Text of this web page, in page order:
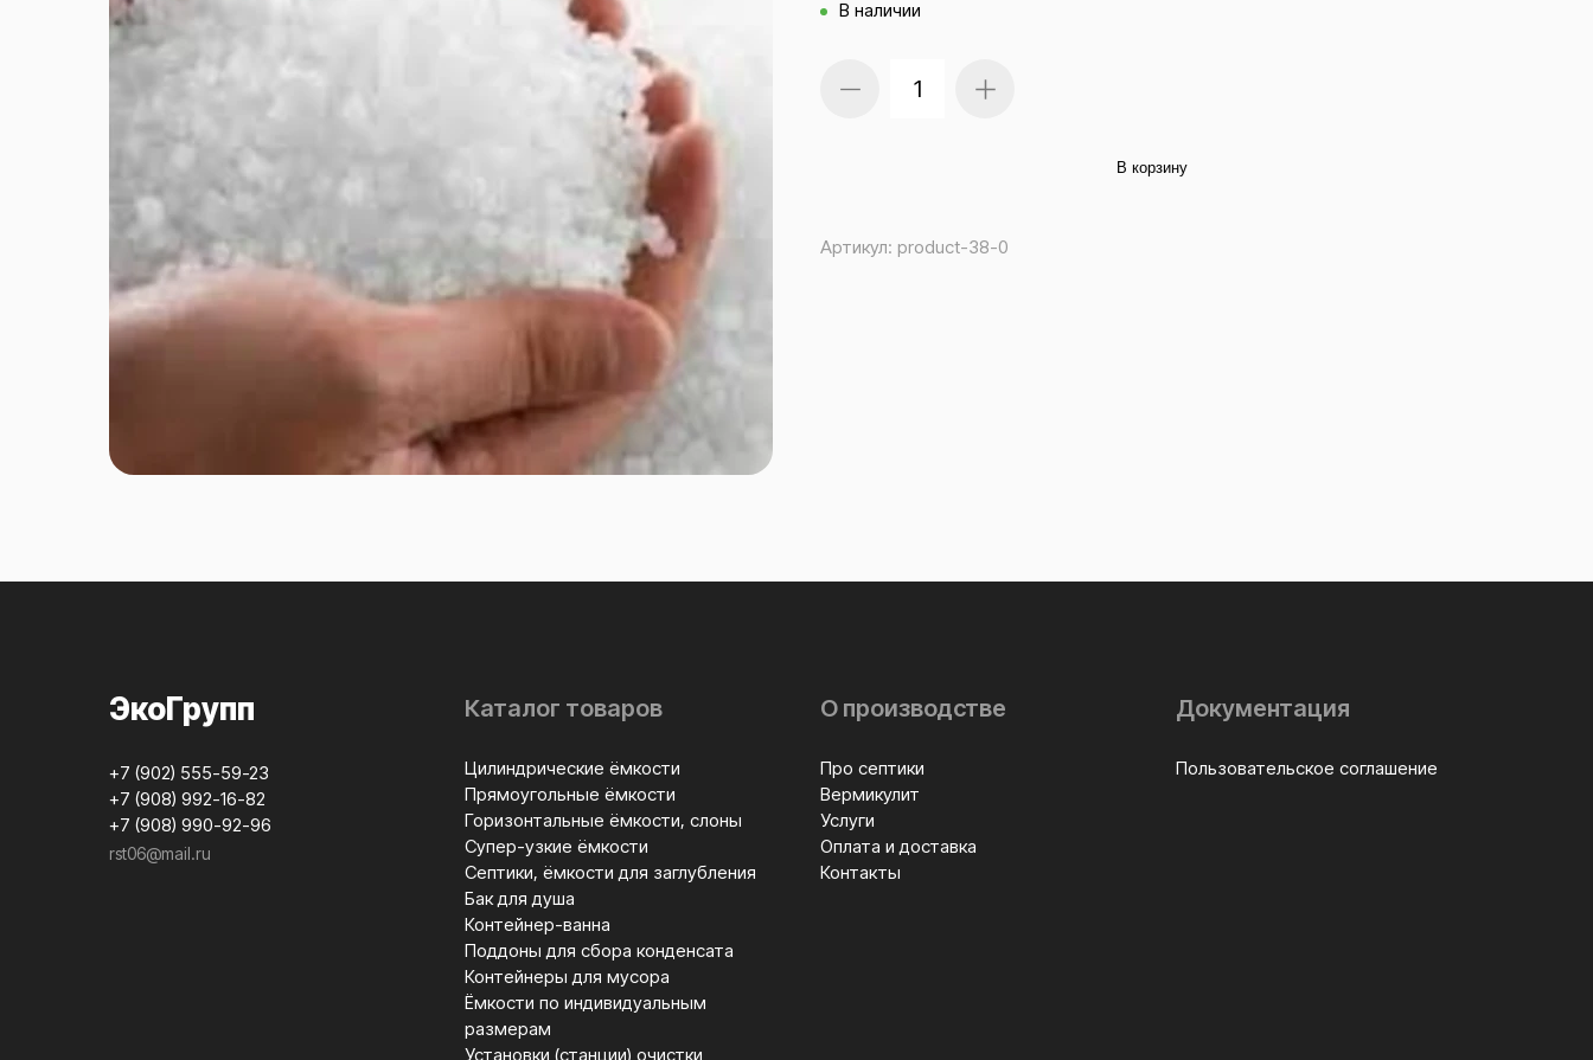
В наличии
В корзину
Артикул: product-38-0
ЭкоГрупп
+7 (902) 555-59-23
+7 (908) 992-16-82
+7 (908) 990-92-96
rst06@mail.ru
Каталог товаров
Цилиндрические ёмкости
Прямоугольные ёмкости
Горизонтальные ёмкости, слоны
Супер-узкие ёмкости
Септики, ёмкости для заглубления
Бак для душа
Контейнер-ванна
Поддоны для сбора конденсата
Контейнеры для мусора
Ёмкости по индивидуальным
размерам
Установки (станции) очистки
О производстве
Про септики
Вермикулит
Услуги
Оплата и доставка
Контакты
Документация
Пользовательское соглашение